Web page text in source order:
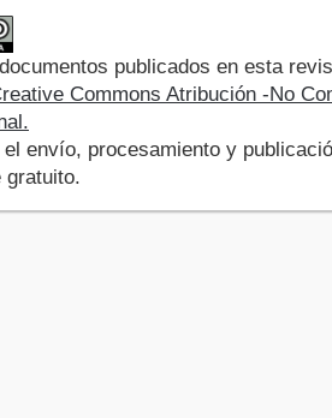
publicados en esta
Commons Atribución -No
el envío, procesamiento y
gratuito.